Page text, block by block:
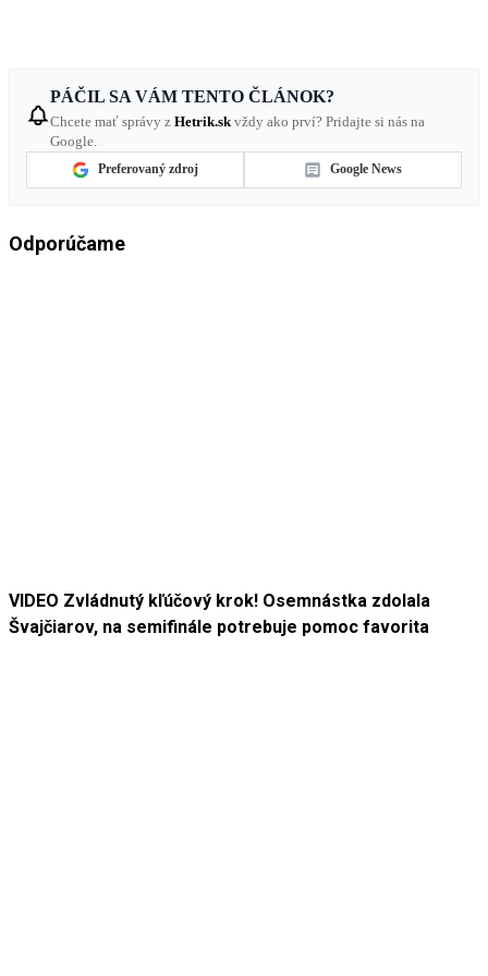
PÁČIL SA VÁM TENTO ČLÁNOK?
Chcete mať správy z Hetrik.sk vždy ako prví? Pridajte si nás na
Google.
Preferovaný zdroj Google News
Odporúčame
VIDEO Zvládnutý kľúčový krok! Osemnástka zdolala
Švajčiarov, na semifinále potrebuje pomoc favorita